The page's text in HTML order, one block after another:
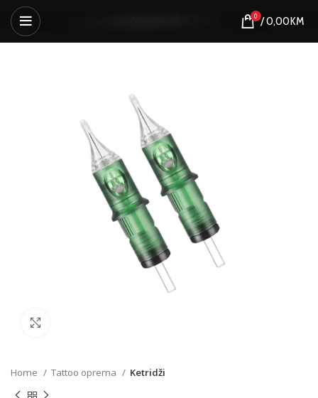
0 /0,00KM
Home Tattoo oprema Ketridži